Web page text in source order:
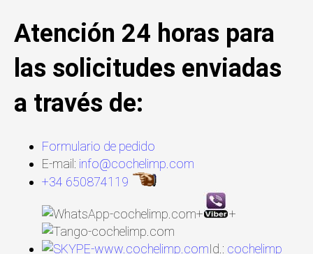
Atención 24 horas para
las solicitudes enviadas
a través de:
Formulario de pedido
E-mail: info@cochelimp.com
+34 650874119
+ +
Id.: cochelimp